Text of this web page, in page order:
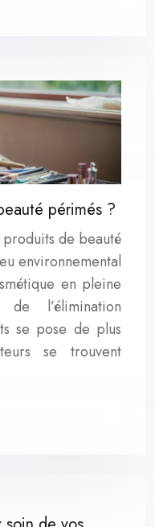
périmés ?
de beauté
environnemental
en pleine
l’élimination
se pose de plus
se trouvent